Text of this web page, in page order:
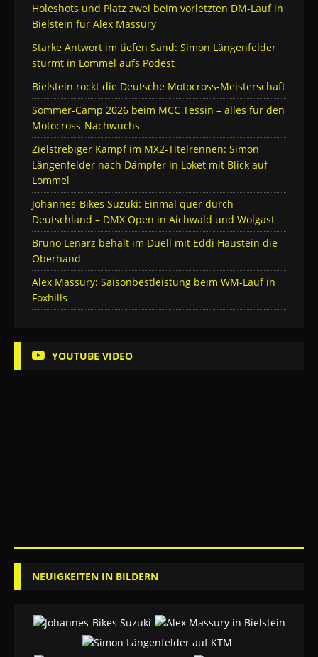
Holeshots und Platz zwei beim vorletzten DM-Lauf in
Bielstein für Alex Massury
Starke Antwort im tiefen Sand: Simon Längenfelder
stürmt in Lommel aufs Podest
Bielstein rockt die Deutsche Motocross-Meisterschaft
Sommer-Camp 2026 beim MCC Tessin – alles für den
Motocross-Nachwuchs
Zielstrebiger Kampf im MX2-Titelrennen: Simon
Längenfelder nach Dämpfer in Loket mit Blick auf
Lommel
Johannes-Bikes Suzuki: Einmal quer durch
Deutschland – DMX Open in Aichwald und Wolgast
Bruno Lenarz behält im Duell mit Eddi Haustein die
Oberhand
Alex Massury: Saisonbestleistung beim WM-Lauf in
Foxhills
YOUTUBE VIDEO
NEUIGKEITEN IN BILDERN